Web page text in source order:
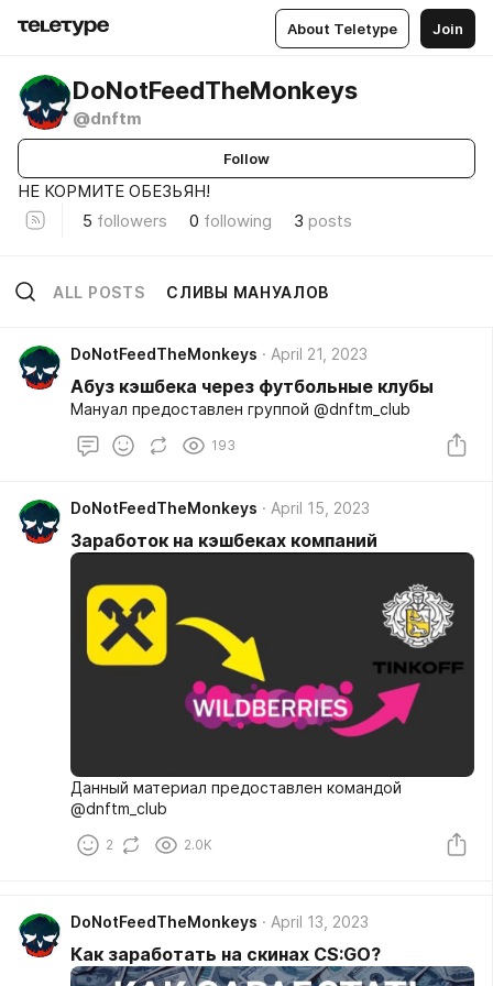
About Teletype Join
DoNotFeedTheMonkeys
@dnftm
Follow
НЕ КОРМИТЕ ОБЕЗЬЯН!
5 followers 0 following 3 posts
ALL POSTS СЛИВЫ МАНУАЛОВ
DoNotFeedTheMonkeys April 21, 2023
Абуз кэшбека через футбольные клубы
Мануал предоставлен группой @dnftm_club
193
DoNotFeedTheMonkeys April 15, 2023
Заработок на кэшбеках компаний
Данный материал предоставлен командой
@dnftm_club
2 2.0K
DoNotFeedTheMonkeys April 13, 2023
Как заработать на скинах CS:GO?